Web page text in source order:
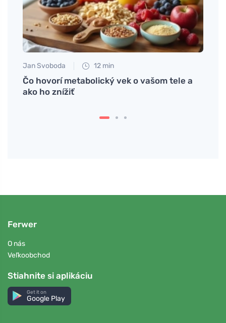
Jan Svoboda 12 min
Čo hovorí metabolický vek o vašom tele a
ako ho znížiť
Ferwer
O nás
Veľkoobchod
Stiahnite si aplikáciu
Get it on
Google Play